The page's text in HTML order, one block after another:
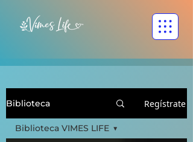
Biblioteca Regístrate
Biblioteca VIMES LIFE